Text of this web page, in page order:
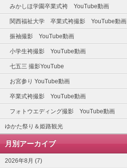
みかしほ学園卒業式袴 YouTube動画
関西福祉大学 卒業式袴撮影 YouTube動画
振袖撮影 YouTube動画
小学生袴撮影 YouTube動画
七五三 撮影YouTube
お宮参り YouTube動画
卒業式袴撮影 YouTube動画
フォトウエディング撮影 YouTube動画
ゆかた祭り＆姫路観光
月別アーカイブ
2026年8月 (7)